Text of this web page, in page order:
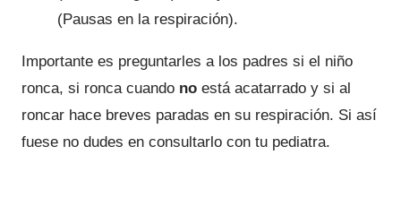
(Pausas en la respiración).
Importante es preguntarles a los padres si el niño
ronca, si ronca cuando no está acatarrado y si al
roncar hace breves paradas en su respiración. Si así
fuese no dudes en consultarlo con tu pediatra.